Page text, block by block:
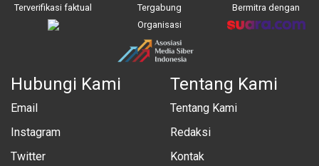
Terverifikasi faktual
Tergabung
Organisasi
Bermitra dengan
Hubungi Kami
Email
Instagram
Twitter
Tentang Kami
Tentang Kami
Redaksi
Kontak